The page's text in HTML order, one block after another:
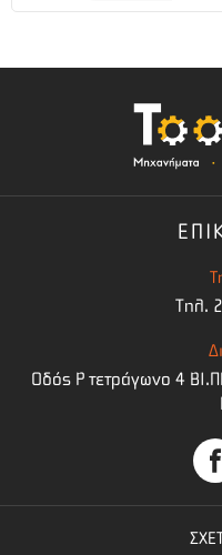
Τηλ.
Οδός Ρ τετράγωνο 4